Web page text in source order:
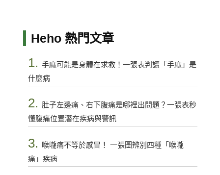
Heho 熱門文章
1. 手麻可能是身體在求救！一張表判讀「手麻」是
什麼病
2. 肚子左邊痛、右下腹痛是哪裡出問題？一張表秒
懂腹痛位置潛在疾病與警訊
3.
喉嚨痛不等於感冒！ 一張圖辨別四種「喉嚨
痛」疾病